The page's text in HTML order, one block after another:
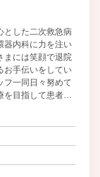
とした二次救急病
器内科に力を注い
まには笑顔で退院
お手伝いをしてい
フ一同日々努めて
目指して患者さ
にし、素早く正確
急指定病院であ